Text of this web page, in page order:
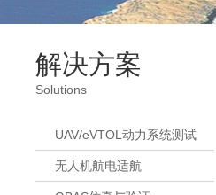
解决方案
Solutions
UAV/eVTOL动力系统测试
无人机航电适航